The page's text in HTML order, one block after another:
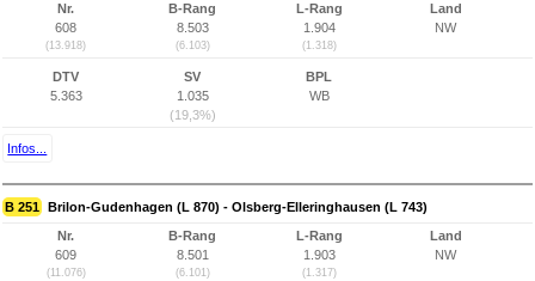
Nr.
608
(13.918)
B-Rang
8.503
(6.103)
L-Rang
1.904
(1.318)
Land
NW
DTV
5.363
SV
1.035
(19,3%)
BPL
WB
Infos...
B 251 Brilon-Gudenhagen (L 870) - Olsberg-Elleringhausen (L 743)
Nr.
609
(11.076)
B-Rang
8.501
(6.101)
L-Rang
1.903
(1.317)
Land
NW